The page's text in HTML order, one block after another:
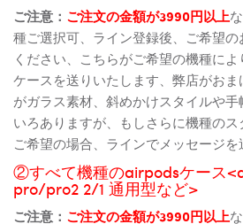
ご注意： ご注文の金額が3990円以上
種ご選択可、ライン登録後、ご希望
ください、こちらがご希望の機種に
ケースを送りいたします、弊店がお
がガラス素材、斜めかけスタイルや
いろありますが、もしさらに機種の
ご希望の場合、ラインでメッセージ
②すべて機種のairpodsケース
pro/pro2 2/1 通用型など>
ご注意： ご注文の金額が3990円以上